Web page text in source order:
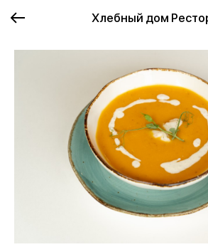
Хлебный дом